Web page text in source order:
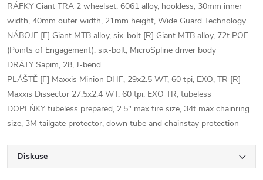
RÁFKY Giant TRA 2 wheelset, 6061 alloy, hookless, 30mm inner
width, 40mm outer width, 21mm height, Wide Guard Technology
NÁBOJE [F] Giant MTB alloy, six-bolt [R] Giant MTB alloy, 72t POE
(Points of Engagement), six-bolt, MicroSpline driver body
DRÁTY Sapim, 28, J-bend
PLÁŠTĚ [F] Maxxis Minion DHF, 29x2.5 WT, 60 tpi, EXO, TR [R]
Maxxis Dissector 27.5x2.4 WT, 60 tpi, EXO TR, tubeless
DOPLŇKY tubeless prepared, 2.5" max tire size, 34t max chainring
size, 3M tailgate protector, down tube and chainstay protection
Diskuse